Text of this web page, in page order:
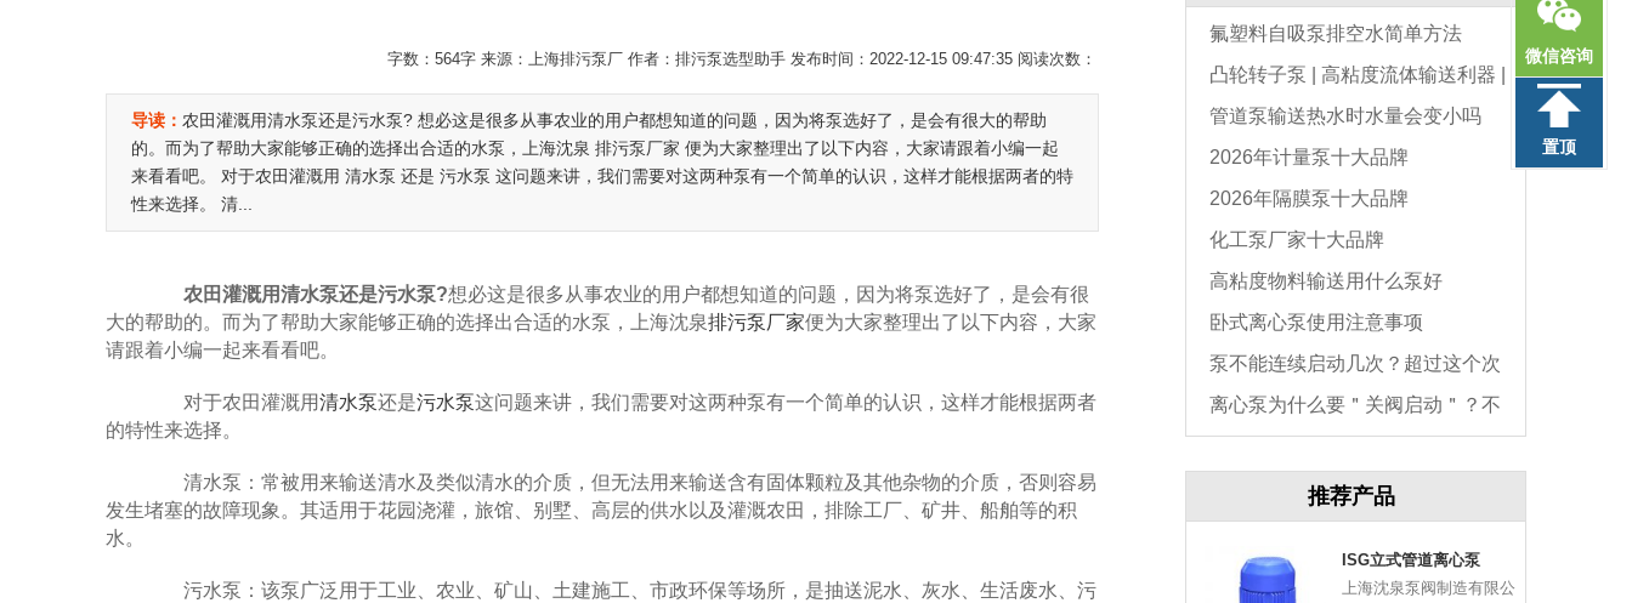
微信咨询
置顶
字数：564字 来源：上海排污泵厂 作者：排污泵选型助手 发布时间：2022-12-15 09:47:35 阅读次数：
导读： 农田灌溉用清水泵还是污水泵? 想必这是很多从事农业的用户都想知道的问题，因为将泵选好了，是会有很大的帮助
的。而为了帮助大家能够正确的选择出合适的水泵，上海沈泉 排污泵厂家 便为大家整理出了以下内容，大家请跟着小编一起
来看看吧。 对于农田灌溉用 清水泵 还是 污水泵 这问题来讲，我们需要对这两种泵有一个简单的认识，这样才能根据两者的特
性来选择。 清...
农田灌溉用清水泵还是污水泵?想必这是很多从事农业的用户都想知道的问题，因为将泵选好了，是会有很
大的帮助的。而为了帮助大家能够正确的选择出合适的水泵，上海沈泉排污泵厂家便为大家整理出了以下内容，大家
请跟着小编一起来看看吧。
对于农田灌溉用清水泵还是污水泵这问题来讲，我们需要对这两种泵有一个简单的认识，这样才能根据两者
的特性来选择。
清水泵：常被用来输送清水及类似清水的介质，但无法用来输送含有固体颗粒及其他杂物的介质，否则容易
发生堵塞的故障现象。其适用于花园浇灌，旅馆、别墅、高层的供水以及灌溉农田，排除工厂、矿井、船舶等的积
水。
污水泵：该泵广泛用于工业、农业、矿山、土建施工、市政环保等场所，是抽送泥水、灰水、生活废水、污
氟塑料自吸泵排空水简单方法
凸轮转子泵 | 高粘度流体输送利器 |
选型与维护全指南
管道泵输送热水时水量会变小吗
2026年计量泵十大品牌
2026年隔膜泵十大品牌
化工泵厂家十大品牌
高粘度物料输送用什么泵好
卧式离心泵使用注意事项
泵不能连续启动几次？超过这个次
数，电机必坏
离心泵为什么要＂关阀启动＂？不
推荐产品
ISG立式管道离心泵
上海沈泉泵阀制造有限公